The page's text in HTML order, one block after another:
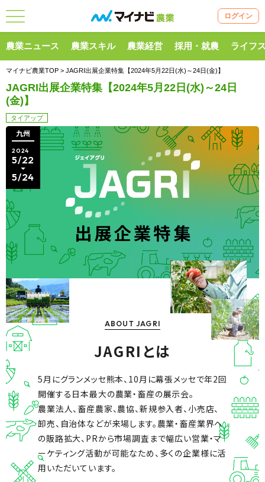
ログイン
農業ニュース 農業スキル 農業経営 採用・就農 ライフ
マイナビ農業TOP > JAGRI出展企業特集【2024年5月22日(水)～24日(金)】
JAGRI出展企業特集【2024年5月22日(水)～24日
(金)】
タイアップ
九州
2024
5/22
5/24
ABOUT JAGRI
JAGRIとは
5月にグランメッセ熊本、 10月に幕張メッセで年2回
開催する 日本最大の農業・畜産の展示会。
農業法人、畜産農家、農協、新規参入者、小売店、
卸売、自治体などが来場します。 農業・畜産業界へ
の販路拡大、PRから市場調査まで幅広い営業・マ
ーケティング活動が可能なため、 多くの企業様に活
用いただいています。